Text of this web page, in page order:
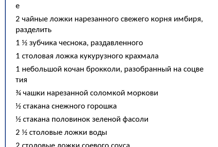
е
2 чайные ложки нарезанного свежего корня имбиря,
разделить
1 ½ зубчика чеснока, раздавленного
1 столовая ложка кукурузного крахмала
1 небольшой кочан брокколи, разобранный на соцве
тия
¾ чашки нарезанной соломкой моркови
½ стакана снежного горошка
½ стакана половинок зеленой фасоли
2 ½ столовые ложки воды